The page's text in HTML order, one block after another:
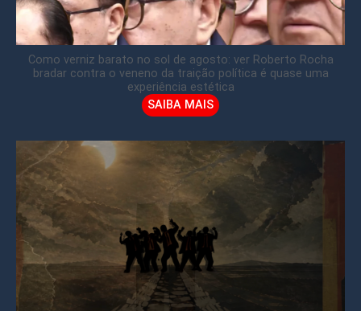
Como verniz barato no sol de agosto: ver Roberto Rocha
bradar contra o veneno da traição política é quase uma
experiência estética
SAIBA MAIS